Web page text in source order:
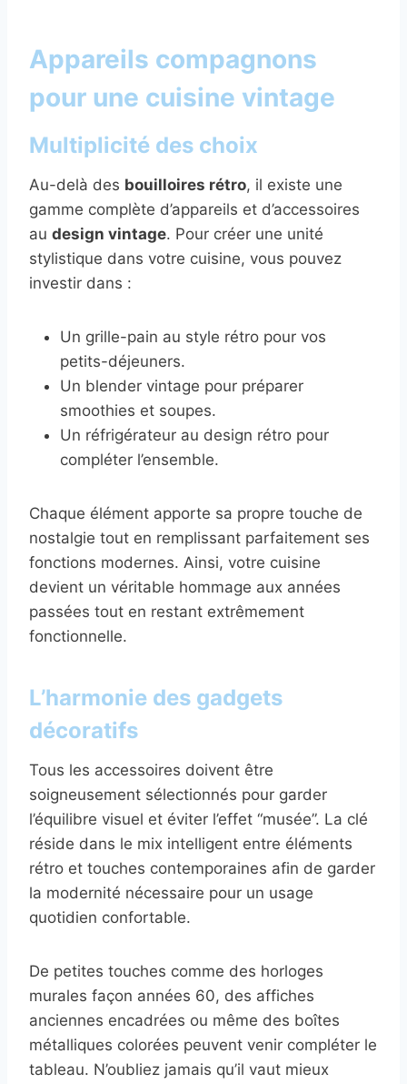
Appareils compagnons
pour une cuisine vintage
Multiplicité des choix
Au-delà des bouilloires rétro, il existe une
gamme complète d’appareils et d’accessoires
au design vintage. Pour créer une unité
stylistique dans votre cuisine, vous pouvez
investir dans :
Un grille-pain au style rétro pour vos
petits-déjeuners.
Un blender vintage pour préparer
smoothies et soupes.
Un réfrigérateur au design rétro pour
compléter l’ensemble.
Chaque élément apporte sa propre touche de
nostalgie tout en remplissant parfaitement ses
fonctions modernes. Ainsi, votre cuisine
devient un véritable hommage aux années
passées tout en restant extrêmement
fonctionnelle.
L’harmonie des gadgets
décoratifs
Tous les accessoires doivent être
soigneusement sélectionnés pour garder
l’équilibre visuel et éviter l’effet “musée”. La clé
réside dans le mix intelligent entre éléments
rétro et touches contemporaines afin de garder
la modernité nécessaire pour un usage
quotidien confortable.
De petites touches comme des horloges
murales façon années 60, des affiches
anciennes encadrées ou même des boîtes
métalliques colorées peuvent venir compléter le
tableau. N’oubliez jamais qu’il vaut mieux